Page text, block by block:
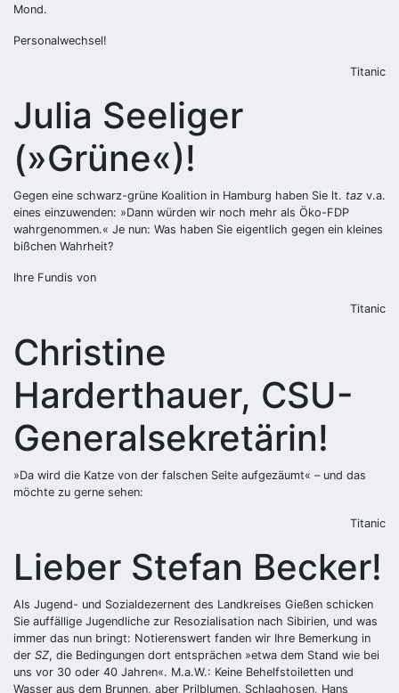
Mond.
Personalwechsel!
Titanic
Julia Seeliger
(»Grüne«)!
Gegen eine schwarz-grüne Koalition in Hamburg haben Sie lt. taz v.a.
eines einzuwenden: »Dann würden wir noch mehr als Öko-FDP
wahrgenommen.« Je nun: Was haben Sie eigentlich gegen ein kleines
bißchen Wahrheit?
Ihre Fundis von
Titanic
Christine
Harderthauer, CSU-
Generalsekretärin!
»Da wird die Katze von der falschen Seite aufgezäumt« – und das
möchte zu gerne sehen:
Titanic
Lieber Stefan Becker!
Als Jugend- und Sozialdezernent des Landkreises Gießen schicken
Sie auffällige Jugendliche zur Resozialisation nach Sibirien, und was
immer das nun bringt: Notierenswert fanden wir Ihre Bemerkung in
der SZ, die Bedingungen dort entsprächen »etwa dem Stand wie bei
uns vor 30 oder 40 Jahren«. M.a.W.: Keine Behelfstoiletten und
Wasser aus dem Brunnen, aber Prilblumen, Schlaghosen, Hans